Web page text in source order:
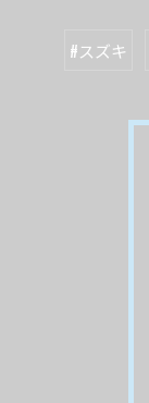
#スズキ